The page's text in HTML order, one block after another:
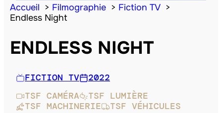
Accueil Filmographie
Fiction TV
Endless Night
ENDLESS NIGHT
FICTION TV
2022
TSF CAMÉRA
TSF LUMIÈRE
TSF MACHINERIE
TSF VÉHICULES